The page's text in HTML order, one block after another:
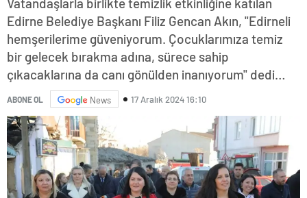
Edirne Belediye Başkanı Filiz Gencan Akın, "Edirneli
hemşerilerime güveniyorum. Çocuklarımıza temiz
bir gelecek bırakma adına, sürece sahip
çıkacaklarına da canı gönülden inanıyorum" dedi…
ABONE OL News 17 Aralık 2024 16:10